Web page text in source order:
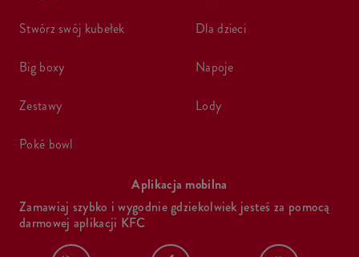
stwórz swój kubełek
big boxy
zestawy
poké bowl
dla dzieci
napoje
lody
Aplikacja mobilna
Zamawiaj szybko i wygodnie gdziekolwiek jesteś za pomocą
darmowej aplikacji KFC